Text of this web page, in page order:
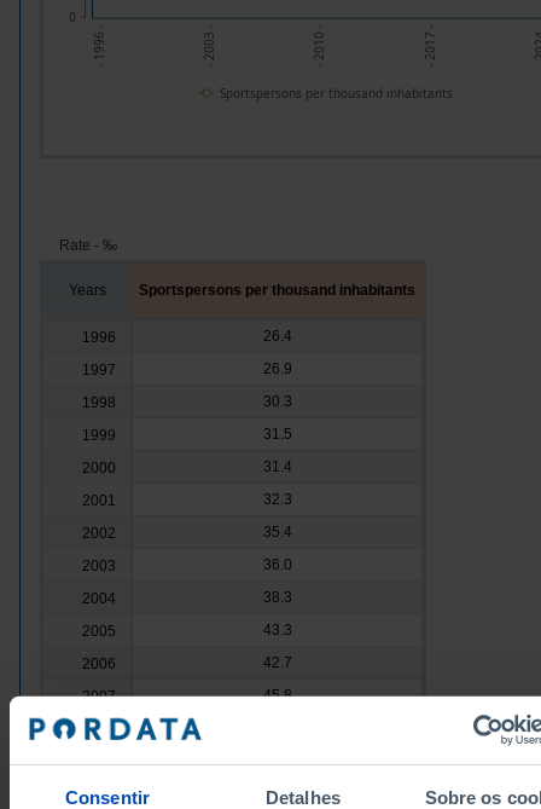
Consentir Detalhes Sobre os
- 1996 - - 2003 - - 2010 - - 2017 - -
0
Sportspersons per thousand inhabitants
Rate - ‰
Years Sportspersons per thousand inhabitants
1996
26.4
1997
26.9
1998
30.3
1999
31.5
2000
31.4
2001
32.3
2002
35.4
2003
36.0
2004
38.3
2005
43.3
2006
42.7
2007
45.8
2008
2009
48.5
2010
49.4